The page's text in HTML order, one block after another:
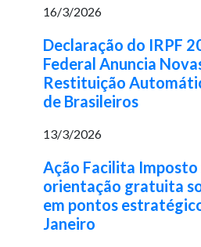
16/3/2026
Declaração do IRPF
Federal Anuncia
Restituição
de Brasileiros
13/3/2026
Ação Facilita Imposto
orientação gratuita
em pontos
Janeiro